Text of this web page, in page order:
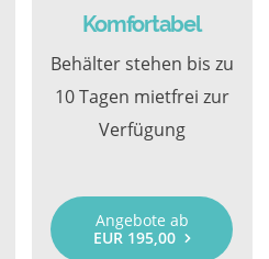
Komfortabel
Behälter stehen bis zu
10 Tagen mietfrei zur
Verfügung
Angebote ab
EUR 195,00